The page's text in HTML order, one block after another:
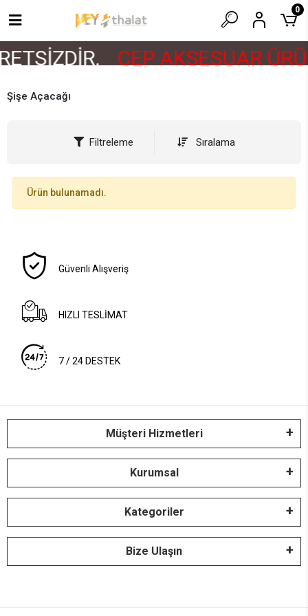
CEP AKSESUAR
0
Şişe Açacağı
Filtreleme Sıralama
Ürün bulunamadı.
Güvenli Alışveriş
HIZLI TESLİMAT
7 / 24 DESTEK
Müşteri Hizmetleri
Kurumsal
Kategoriler
Bize Ulaşın